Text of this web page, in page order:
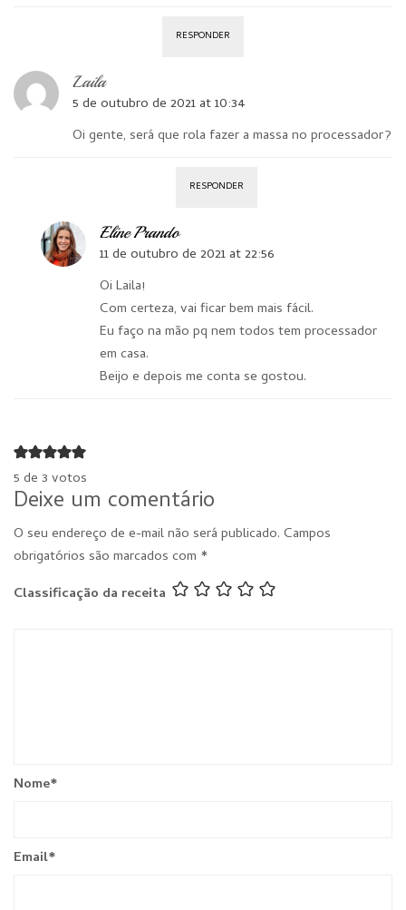
RESPONDER
Laila
5 de outubro de 2021 at 10:34
Oi gente, será que rola fazer a massa no processador?
RESPONDER
Eline Prando
11 de outubro de 2021 at 22:56
Oi Laila!
Com certeza, vai ficar bem mais fácil.
Eu faço na mão pq nem todos tem processador
em casa.
Beijo e depois me conta se gostou.
5 de 3 votos
Deixe um comentário
O seu endereço de e-mail não será publicado. Campos
obrigatórios são marcados com *
Classificação da receita
Nome*
Email*